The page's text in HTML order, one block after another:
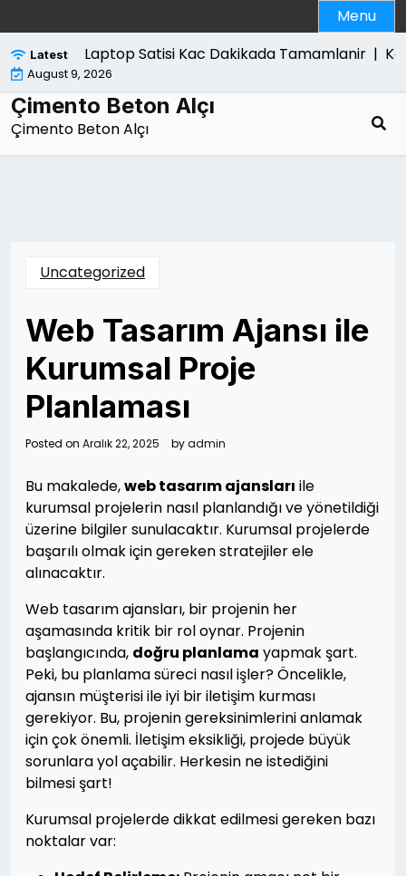
to
content
Menu
Latest Laptop Satisi Kac Dakikada Tamamlanir |
August 9, 2026
Çimento Beton Alçı
Çimento Beton Alçı
Uncategorized
Web Tasarım Ajansı ile
Kurumsal Proje
Planlaması
Posted on Aralık 22, 2025 byadmin
Bu makalede,web tasarım ajansları ile
kurumsal projelerin nasıl planlandığı ve yönetildiği
üzerine bilgiler sunulacaktır. Kurumsal projelerde
başarılı olmak için gereken stratejiler ele
alınacaktır.
Web tasarım ajansları, bir projenin her
aşamasında kritik bir rol oynar. Projenin
başlangıcında, doğru planlama yapmak şart.
Peki, bu planlama süreci nasıl işler? Öncelikle,
ajansın müşterisi ile iyi bir iletişim kurması
gerekiyor. Bu, projenin gereksinimlerini anlamak
için çok önemli. İletişim eksikliği, projede büyük
sorunlara yol açabilir. Herkesin ne istediğini
bilmesi şart!
Kurumsal projelerde dikkat edilmesi gereken bazı
noktalar var: